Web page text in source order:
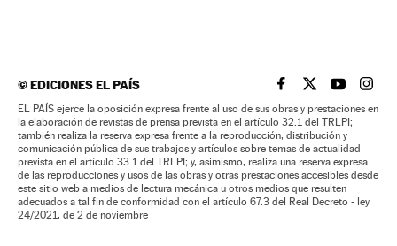
©EDICIONES EL PAÍS EL PAÍS BRASIL EN
EL PAÍSEL PAÍS
EL
EL PAÍS ejerce la oposición expresa frente al uso de sus obras y prestaciones en
la elaboración de revistas de prensa prevista en el artículo 32.1 del TRLPI;
también realiza la reserva expresa frente a la reproducción, distribución y
comunicación pública de sus trabajos y artículos sobre temas de actualidad
prevista en el artículo 33.1 del TRLPI; y, asimismo, realiza una reserva expresa
de las reproducciones y usos de las obras y otras prestaciones accesibles desde
este sitio web a medios de lectura mecánica u otros medios que resulten
adecuados a tal fin de conformidad con el artículo 67.3 del Real Decreto - ley
24/2021, de 2 de noviembre